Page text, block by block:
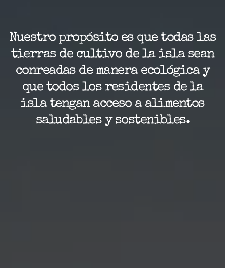
Nuestro propósito es que todas las
tierras de cultivo de la isla sean
conreadas de manera ecológica y
que todos los residentes de la
isla tengan acceso a alimentos
saludables y sostenibles.